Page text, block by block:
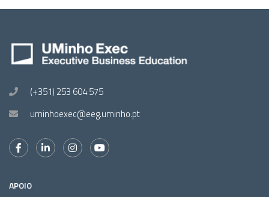
(+351) 253 604 575
uminhoexec@eeg.uminho.pt
APOIO